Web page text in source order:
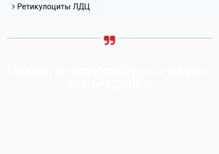
Ретикулоциты ЛДЦ